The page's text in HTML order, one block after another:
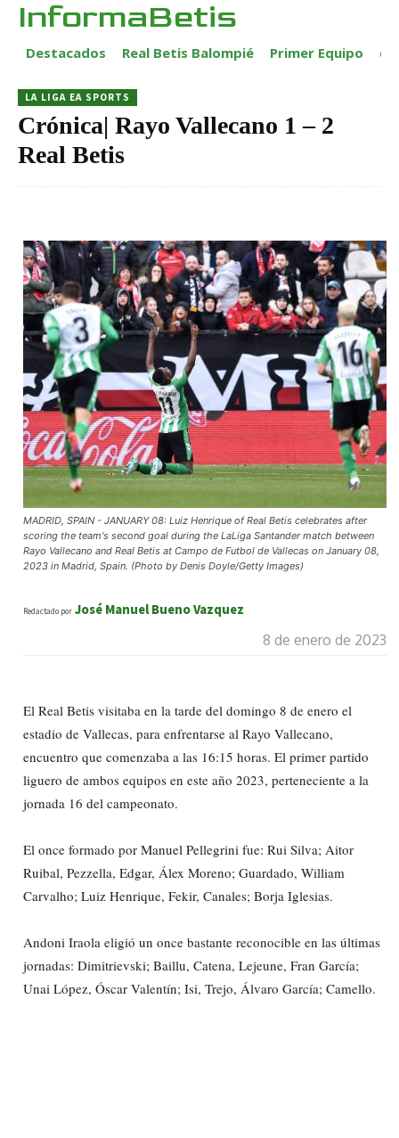
InformaBetis
Destacados Real Betis Balompié Primer Equipo
LA LIGA EA SPORTS
Crónica| Rayo Vallecano 1 – 2
Real Betis
MADRID, SPAIN - JANUARY 08: Luiz Henrique of Real Betis celebrates after
scoring the team's second goal during the LaLiga Santander match between
Rayo Vallecano and Real Betis at Campo de Futbol de Vallecas on January 08,
2023 in Madrid, Spain. (Photo by Denis Doyle/Getty Images)
Redactado por José Manuel Bueno Vazquez
8 de enero de 2023
El Real Betis visitaba en la tarde del domingo 8 de enero el
estadio de Vallecas, para enfrentarse al Rayo Vallecano,
encuentro que comenzaba a las 16:15 horas. El primer partido
liguero de ambos equipos en este año 2023, perteneciente a la
jornada 16 del campeonato.
El once formado por Manuel Pellegrini fue: Rui Silva; Aitor
Ruibal, Pezzella, Edgar, Álex Moreno; Guardado, William
Carvalho; Luiz Henrique, Fekir, Canales; Borja Iglesias.
Andoni Iraola eligió un once bastante reconocible en las últimas
jornadas: Dimitrievski; Baillu, Catena, Lejeune, Fran García;
Unai López, Óscar Valentín; Isi, Trejo, Álvaro García; Camello.